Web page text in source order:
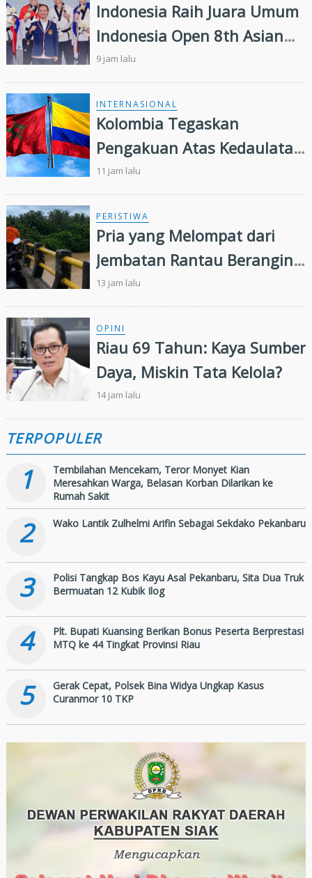
Indonesia Raih Juara Umum
Indonesia Open 8th Asian
Taekwondo Indonesia Open
Championships 2026
9 jam lalu
INTERNASIONAL
Kolombia Tegaskan
Pengakuan Atas Kedaulatan
Maroko di Wilayah Sahara,
Presiden IMSB Beri Apresiasi
11 jam lalu
PERISTIWA
Pria yang Melompat dari
Jembatan Rantau Berangin
Belum Ditemukan,
Pencarian Diperluas 13
Kilometer
13 jam lalu
OPINI
Riau 69 Tahun: Kaya Sumber
Daya, Miskin Tata Kelola?
14 jam lalu
TERPOPULER
1
Tembilahan Mencekam, Teror Monyet Kian
Meresahkan Warga, Belasan Korban Dilarikan ke
Rumah Sakit
2 Wako Lantik Zulhelmi Arifin Sebagai Sekdako Pekanbaru
3
Polisi Tangkap Bos Kayu Asal Pekanbaru, Sita Dua Truk
Bermuatan 12 Kubik Ilog
4
Plt. Bupati Kuansing Berikan Bonus Peserta Berprestasi
MTQ ke 44 Tingkat Provinsi Riau
5
Gerak Cepat, Polsek Bina Widya Ungkap Kasus
Curanmor 10 TKP